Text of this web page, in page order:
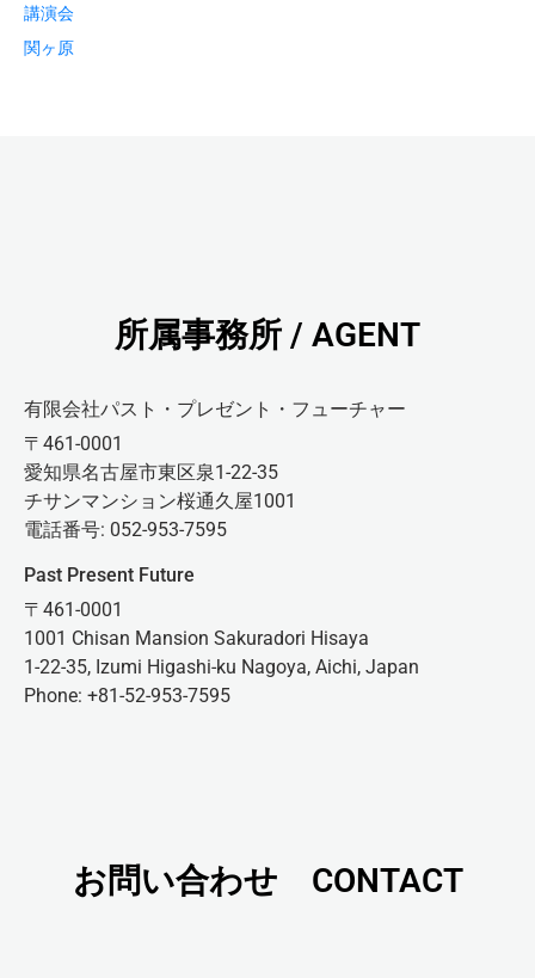
講演会
関ヶ原
所属事務所 / AGENT
有限会社パスト・プレゼント・フューチャー
〒461-0001
愛知県名古屋市東区泉1-22-35
チサンマンション桜通久屋1001
電話番号: 052-953-7595
Past Present Future
〒461-0001
1001 Chisan Mansion Sakuradori Hisaya
1-22-35, Izumi Higashi-ku Nagoya, Aichi, Japan
Phone: +81-52-953-7595
お問い合わせ CONTACT